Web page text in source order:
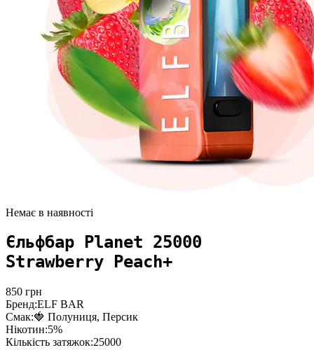
Немає в наявності
Єльфбар Planet 25000
Strawberry Peach+
850 грн
Бренд:ELF BAR
Смак:🍓 Полуниця, Персик
Нікотин:5%
Кількість затяжок:25000